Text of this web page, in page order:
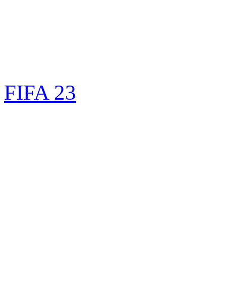
FIFA 23